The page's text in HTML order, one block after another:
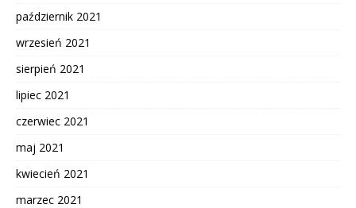
październik 2021
wrzesień 2021
sierpień 2021
lipiec 2021
czerwiec 2021
maj 2021
kwiecień 2021
marzec 2021